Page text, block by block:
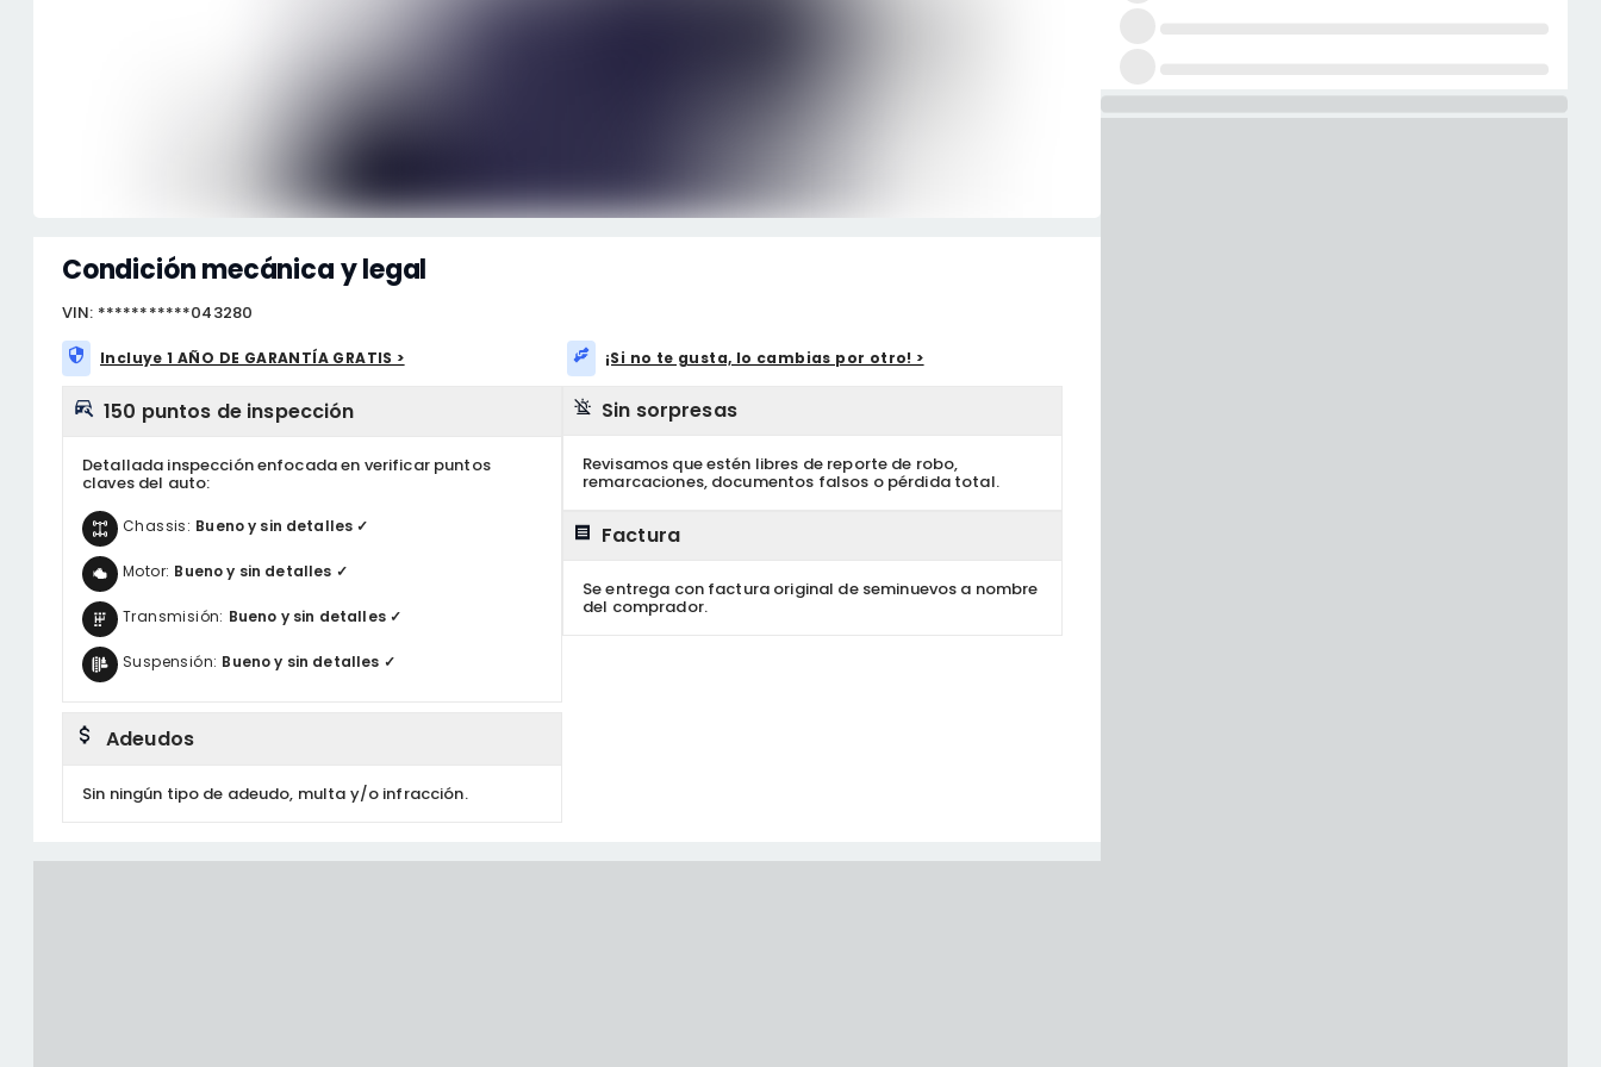
Condición mecánica y legal
VIN: ***********043280
Incluye 1 AÑO DE GARANTÍA GRATIS > ¡Si no te gusta, lo cambias por otro! >
150 puntos de inspección
Detallada inspección enfocada en verificar puntos
claves del auto:
Chassis: Bueno y sin detalles ✓
Motor: Bueno y sin detalles ✓
Transmisión: Bueno y sin detalles ✓
Suspensión: Bueno y sin detalles ✓
Adeudos
Sin ningún tipo de adeudo, multa y/o infracción.
Sin sorpresas
Revisamos que estén libres de reporte de robo,
remarcaciones, documentos falsos o pérdida total.
Factura
Se entrega con factura original de seminuevos a nombre
del comprador.